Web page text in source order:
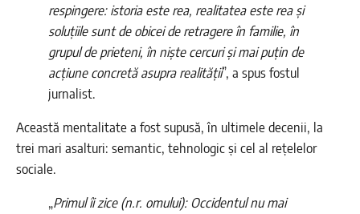
respingere: istoria este rea, realitatea este rea și
soluțiile sunt de obicei de retragere în familie, în
grupul de prieteni, în niște cercuri și mai puțin de
acțiune concretă asupra realității”, a spus fostul
jurnalist.
Această mentalitate a fost supusă, în ultimele decenii, la
trei mari asalturi: semantic, tehnologic și cel al rețelelor
sociale.
„Primul îi zice (n.r. omului): Occidentul nu mai